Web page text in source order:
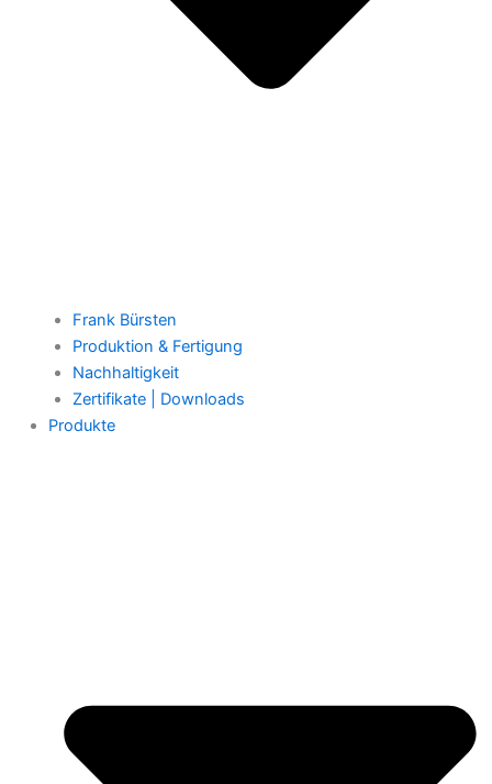
Frank Bürsten
Produktion & Fertigung
Nachhaltigkeit
Zertifikate | Downloads
Produkte